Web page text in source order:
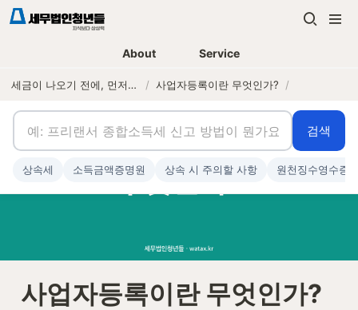
About Service
세금이 나오기 전에, 먼저 연락하는 세무법인 / 사업자등록이란 무엇인가? /
사업자등록이란 무엇인가?
검색
상속세 소득금액증명원 상속 시 주의할 사항 원천징수영수증